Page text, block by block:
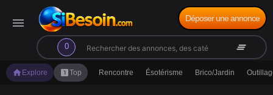
menu
0
search clear_all
Déposer une annonce
home Explore looks_oneTop Rencontre Ésotérisme Brico/Jardin